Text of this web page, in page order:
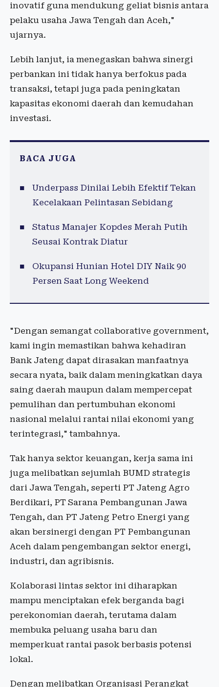
inovatif guna mendukung geliat bisnis antara
pelaku usaha Jawa Tengah dan Aceh,"
ujarnya.
Lebih lanjut, ia menegaskan bahwa sinergi
perbankan ini tidak hanya berfokus pada
transaksi, tetapi juga pada peningkatan
kapasitas ekonomi daerah dan kemudahan
investasi.
BACA JUGA
Underpass Dinilai Lebih Efektif Tekan
Kecelakaan Pelintasan Sebidang
Status Manajer Kopdes Merah Putih
Seusai Kontrak Diatur
Okupansi Hunian Hotel DIY Naik 90
Persen Saat Long Weekend
"Dengan semangat collaborative government,
kami ingin memastikan bahwa kehadiran
Bank Jateng dapat dirasakan manfaatnya
secara nyata, baik dalam meningkatkan daya
saing daerah maupun dalam mempercepat
pemulihan dan pertumbuhan ekonomi
nasional melalui rantai nilai ekonomi yang
terintegrasi," tambahnya.
Tak hanya sektor keuangan, kerja sama ini
juga melibatkan sejumlah BUMD strategis
dari Jawa Tengah, seperti PT Jateng Agro
Berdikari, PT Sarana Pembangunan Jawa
Tengah, dan PT Jateng Petro Energi yang
akan bersinergi dengan PT Pembangunan
Aceh dalam pengembangan sektor energi,
industri, dan agribisnis.
Kolaborasi lintas sektor ini diharapkan
mampu menciptakan efek berganda bagi
perekonomian daerah, terutama dalam
membuka peluang usaha baru dan
memperkuat rantai pasok berbasis potensi
lokal.
Dengan melibatkan Organisasi Perangkat